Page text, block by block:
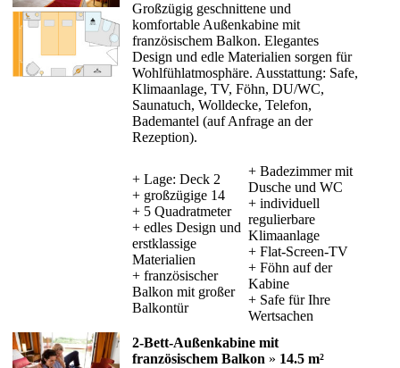
Großzügig geschnittene und
komfortable Außenkabine mit
französischem Balkon. Elegantes
Design und edle Materialien sorgen für
Wohlfühlatmosphäre. Ausstattung: Safe,
Klimaanlage, TV, Föhn, DU/WC,
Saunatuch, Wolldecke, Telefon,
Bademantel (auf Anfrage an der
Rezeption).
+ Lage: Deck 2
+ großzügige 14
+ 5 Quadratmeter
+ edles Design und
erstklassige
Materialien
+ französischer
Balkon mit großer
Balkontür
+ Badezimmer mit
Dusche und WC
+ individuell
regulierbare
Klimaanlage
+ Flat-Screen-TV
+ Föhn auf der
Kabine
+ Safe für Ihre
Wertsachen
2-Bett-Außenkabine mit
französischem Balkon » 14.5 m²